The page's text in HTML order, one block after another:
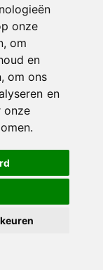
onze
om
en
om ons
en
onze